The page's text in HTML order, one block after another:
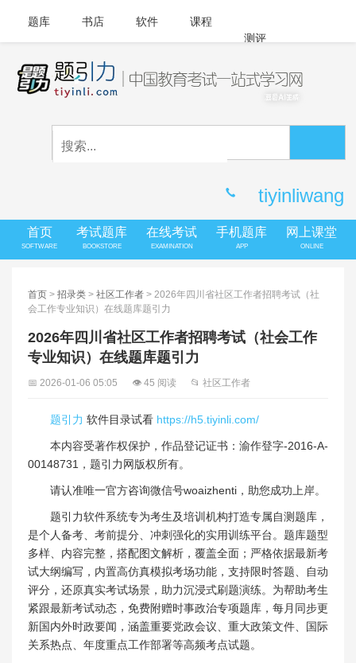
题库 书店 软件
课程
测评
APP下载
tiyinliwang
首页
SOFTWARE
考试题库
BOOKSTORE
在线考试
EXAMINATION
手机题库
APP
网上课堂
ONLINE
首页 > 招录类 > 社区工作者 > 2026年四川省社区工作者招聘考试（社
会工作专业知识）在线题库题引力
2026年四川省社区工作者招聘考试（社会工作
专业知识）在线题库题引力
📅 2026-01-06 05:05 👁 45 阅读 📂 社区工作者
题引力 软件目录试看 https://h5.tiyinli.com/
本内容受著作权保护，作品登记证书：渝作登字-2016-A-
00148731，题引力网版权所有。
请认准唯一官方咨询微信号woaizhenti，助您成功上岸。
题引力软件系统专为考生及培训机构打造专属自测题库，
是个人备考、考前提分、冲刺强化的实用训练平台。题库题型
多样、内容完整，搭配图文解析，覆盖全面；严格依据最新考
试大纲编写，内置高仿真模拟考场功能，支持限时答题、自动
评分，还原真实考试场景，助力沉浸式刷题演练。为帮助考生
紧跟最新考试动态，免费附赠时事政治专项题库，每月同步更
新国内外时政要闻，涵盖重要党政会议、重大政策文件、国际
关系热点、年度重点工作部署等高频考点试题。